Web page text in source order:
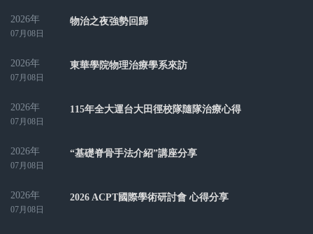
2026年
07月08日
物治之夜強勢回歸
2026年
07月08日
東華學院物理治療學系來訪
2026年
07月08日
115年全大運台大田徑校隊隨隊治療心得
2026年
07月08日
“基礎脊骨手法介紹”講座分享
2026年
07月08日
2026 ACPT國際學術研討會 心得分享